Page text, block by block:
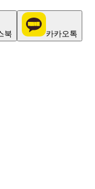
북 카카오톡